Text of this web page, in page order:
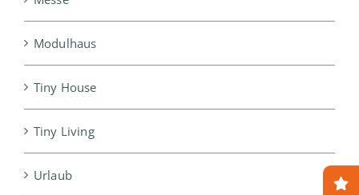
Modulhaus
Tiny House
Tiny Living
Urlaub